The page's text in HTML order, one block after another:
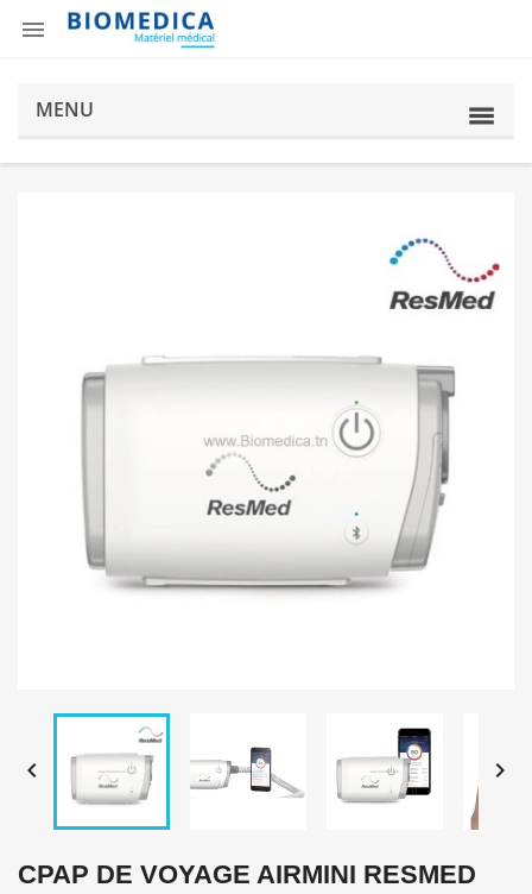

MENU
 
CPAP DE VOYAGE AIRMINI RESMED